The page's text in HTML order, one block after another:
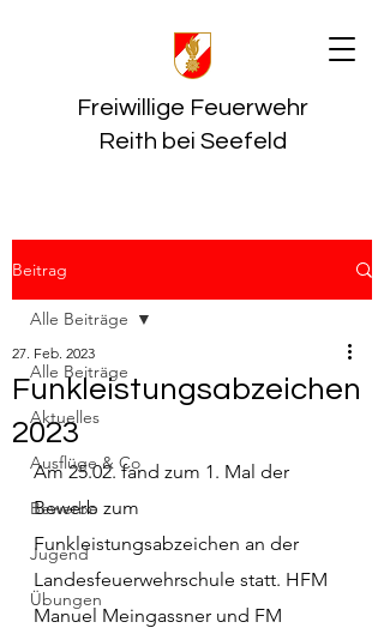
Freiwillige Feuerwehr
Reith bei Seefeld
Beitrag
Alle Beiträge
Aktuelles
Ausflüge & Co
Bewerbe
Jugend
Übungen
Alle Beiträge
Funkleistungsabzeichen
2023
27. Feb. 2023
Am 25.02. fand zum 1. Mal der
Bewerb zum
Funkleistungsabzeichen an der
Landesfeuerwehrschule statt. HFM
Manuel Meingassner und FM